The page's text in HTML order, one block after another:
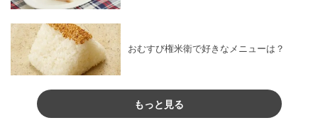
おむすび権米衛で好きなメニューは？
もっと見る